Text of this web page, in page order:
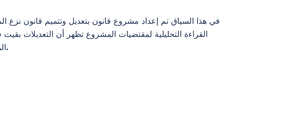
في هذا السياق تم إعداد مشروع قانون بتعديل وتتميم قانون نزع
القراءة التحليلية لمقتضيات المشروع تظهر أن التعديلات
المرتبطة بمفهوم المنفعة العامة، وبسط الرقابة القضائية، وتنفيذ الأحكام، ووضع نظام خاص للاعتداء المادي.